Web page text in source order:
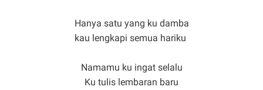
Hanya satu yang ku damba
kau lengkapi semua hariku
Namamu ku ingat selalu
Ku tulis lembaran baru